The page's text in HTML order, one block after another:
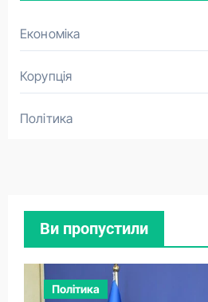
Економіка
Корупція
Політика
Ви пропустили
Політика